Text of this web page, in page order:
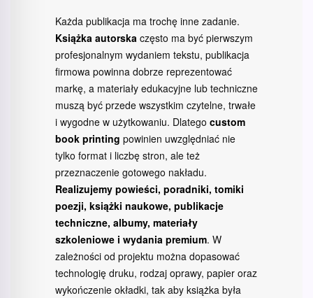
Każda publikacja ma trochę inne zadanie.
Książka autorska często ma być pierwszym
profesjonalnym wydaniem tekstu, publikacja
firmowa powinna dobrze reprezentować
markę, a materiały edukacyjne lub techniczne
muszą być przede wszystkim czytelne, trwałe
i wygodne w użytkowaniu. Dlatego custom
book printing powinien uwzględniać nie
tylko format i liczbę stron, ale też
przeznaczenie gotowego nakładu.
Realizujemy powieści, poradniki, tomiki
poezji, książki naukowe, publikacje
techniczne, albumy, materiały
szkoleniowe i wydania premium. W
zależności od projektu można dopasować
technologię druku, rodzaj oprawy, papier oraz
wykończenie okładki, tak aby książka była